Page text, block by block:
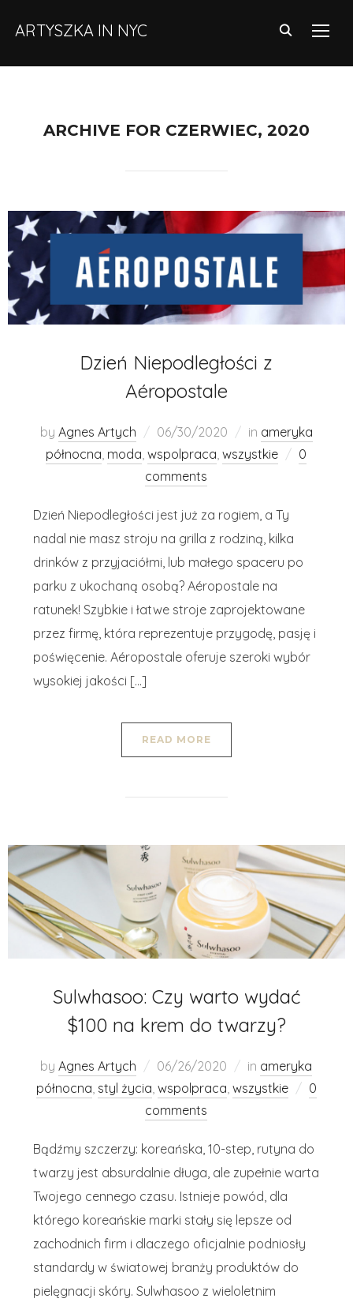
ARTYSZKA IN NYC
ARCHIVE FOR CZERWIEC, 2020
Dzień Niepodległości z
Aéropostale
by Agnes Artych 06/30/2020 in ameryka
północna, moda,wspolpraca,wszystkie
0
comments
Dzień Niepodległości jest już za rogiem, a Ty
nadal nie masz stroju na grilla z rodziną, kilka
drinków z przyjaciółmi, lub małego spaceru po
parku z ukochaną osobą? Aéropostale na
ratunek! Szybkie i łatwe stroje zaprojektowane
przez firmę, która reprezentuje przygodę, pasję i
poświęcenie. Aéropostale oferuje szeroki wybór
wysokiej jakości […]
READ MORE
Sulwhasoo: Czy warto wydać
$100 na krem do twarzy?
byAgnes Artych 06/26/2020 in ameryka
północna, styl życia, wspolpraca, wszystkie
0
comments
Bądźmy szczerzy: koreańska, 10-step, rutyna do
twarzy jest absurdalnie długa, ale zupełnie warta
Twojego cennego czasu. Istnieje powód, dla
którego koreańskie marki stały się lepsze od
zachodnich firm i dlaczego oficjalnie podniosły
standardy w światowej branży produktów do
pielęgnacji skóry. Sulwhasoo z wieloletnim